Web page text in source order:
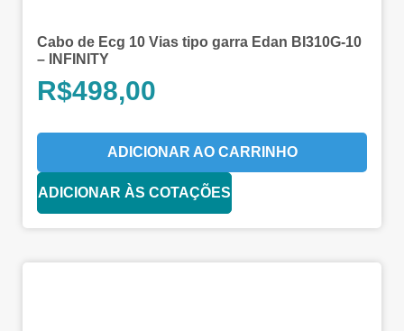
Cabo de Ecg 10 Vias tipo garra Edan BI310G-10
– INFINITY
R$498,00
ADICIONAR AO CARRINHO
ADICIONAR ÀS COTAÇÕES